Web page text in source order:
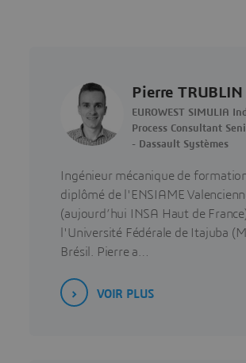
Pierre TRUBLIN
EUROWEST SIMULIA
Process Consultant
- Dassault Systèmes
Ingénieur mécanique de
diplômé de l'ENSIAME
(aujourd’hui INSA Haut de
l'Université Fédérale de Itajuba
Brésil. Pierre a…
VOIR PLUS